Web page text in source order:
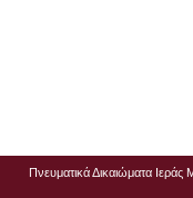
Πνευματικά Δικαιώματα